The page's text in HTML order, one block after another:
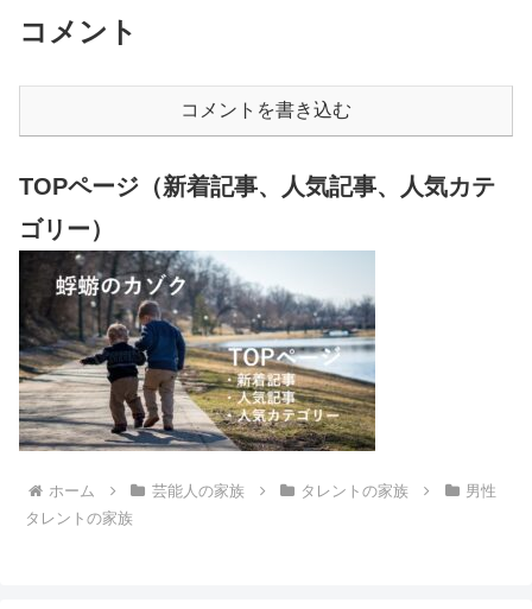
コメント
コメントを書き込む
TOPページ（新着記事、人気記事、人気カテ
ゴリー）
ホーム 芸能人の家族 タレントの家族
男性
タレントの家族